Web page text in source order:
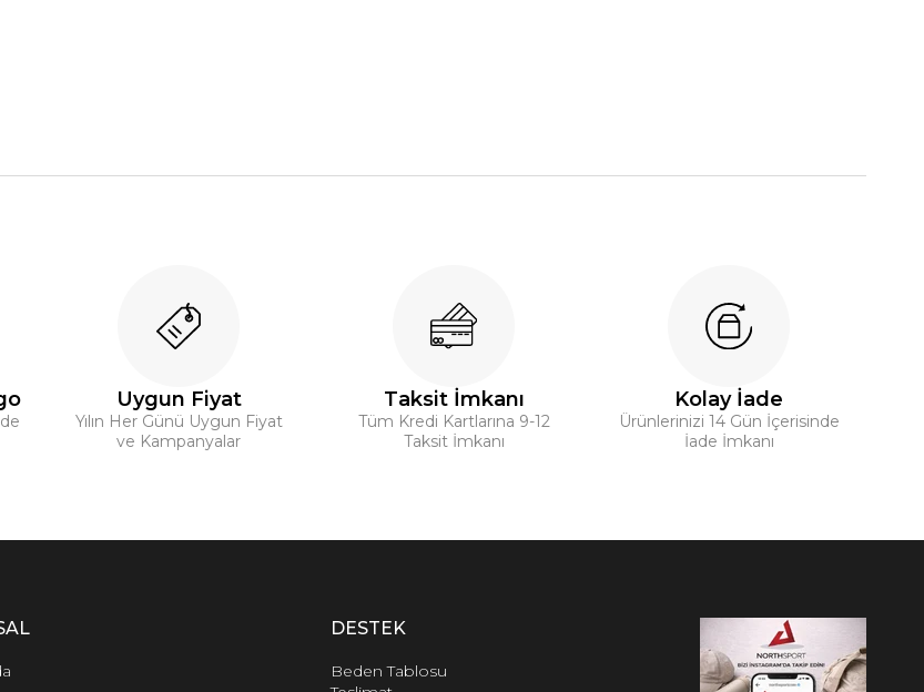
Uygun Fiyat
Yılın Her Günü Uygun Fiyat
ve Kampanyalar
Taksit İmkanı
Tüm Kredi Kartlarına 9-12
Taksit İmkanı
Kolay İade
Ürünlerinizi 14 Gün İçerisinde
İade İmkanı
DESTEK
Beden Tablosu